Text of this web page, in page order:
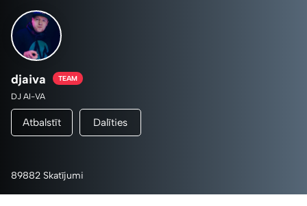
djaiva TEAM
DJ AI-VA
Atbalstīt Dalīties
89882 Skatījumi